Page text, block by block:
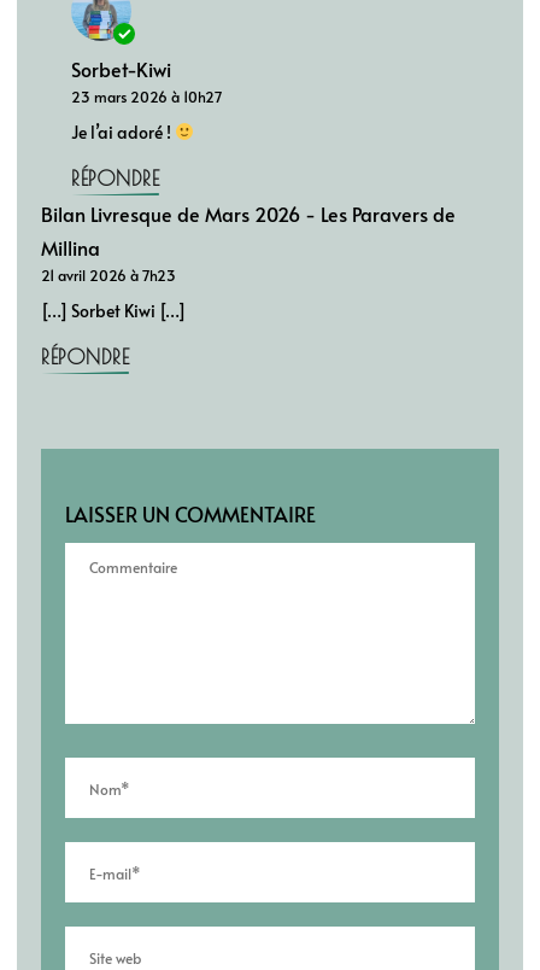
Sorbet-Kiwi
23 mars 2026 à 10h27
Je l’ai adoré !
RÉPONDRE
Bilan Livresque de Mars 2026 - Les Paravers de
Millina
21 avril 2026 à 7h23
[…] Sorbet Kiwi […]
RÉPONDRE
LAISSER UN COMMENTAIRE